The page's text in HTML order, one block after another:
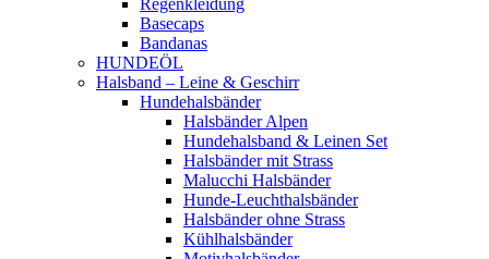
Regenkleidung
Basecaps
Bandanas
HUNDEÖL
Halsband – Leine & Geschirr
Hundehalsbänder
Halsbänder Alpen
Hundehalsband & Leinen Set
Halsbänder mit Strass
Malucchi Halsbänder
Hunde-Leuchthalsbänder
Halsbänder ohne Strass
Kühlhalsbänder